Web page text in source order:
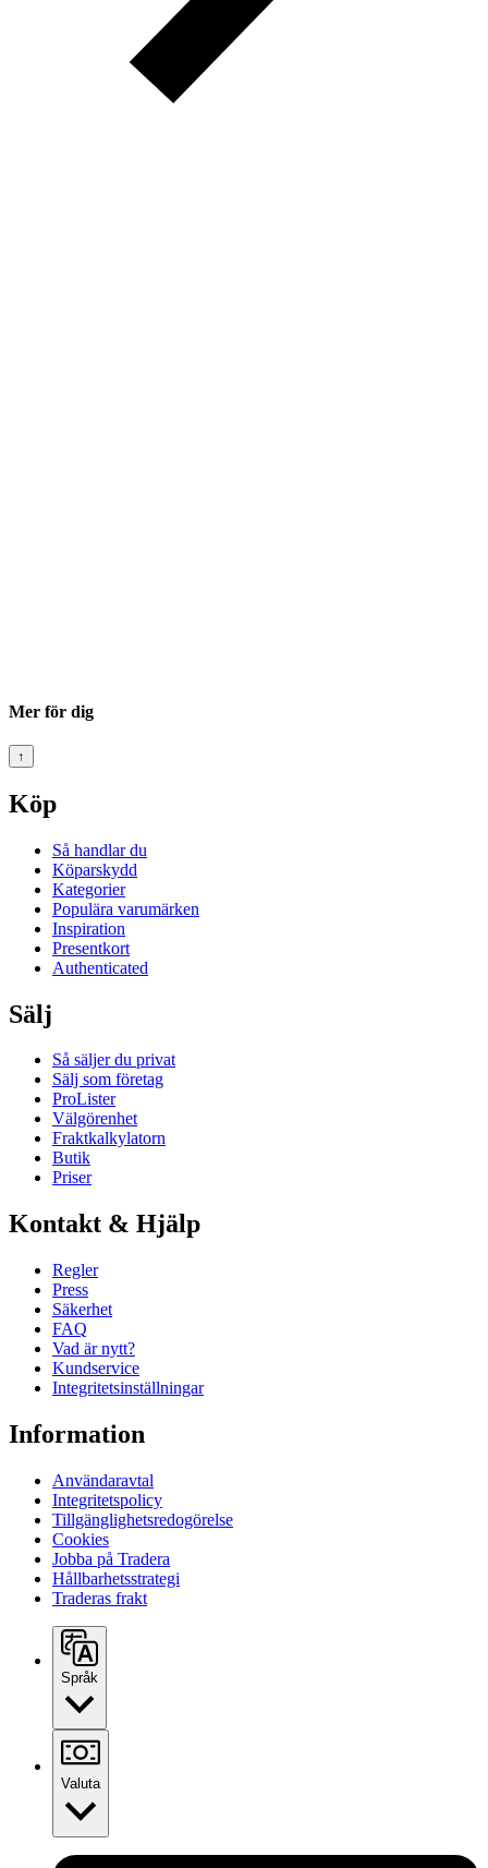
Mer för dig
↑
Köp
Så handlar du
Köparskydd
Kategorier
Populära varumärken
Inspiration
Presentkort
Authenticated
Sälj
Så säljer du privat
Sälj som företag
ProLister
Välgörenhet
Fraktkalkylatorn
Butik
Priser
Kontakt & Hjälp
Regler
Press
Säkerhet
FAQ
Vad är nytt?
Kundservice
Integritetsinställningar
Information
Användaravtal
Integritetspolicy
Tillgänglighetsredogörelse
Cookies
Jobba på Tradera
Hållbarhetsstrategi
Traderas frakt
Språk
Valuta